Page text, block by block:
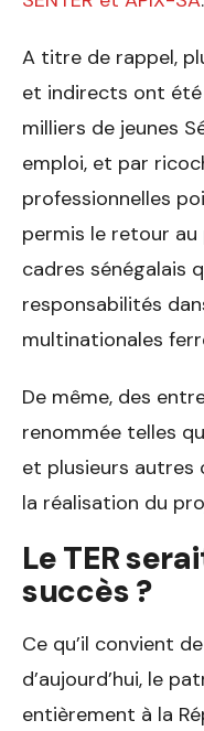
A titre de rappel,
et indirects ont
milliers de jeunes
emploi, et par
professionnelles
permis le retour au
cadres sénégalais
responsabilités
multinationales
De même, des
renommée telles
et plusieurs
la réalisation du
Le TER
succès ?
Ce qu’il convient
d’aujourd’hui, le
entièrement à la